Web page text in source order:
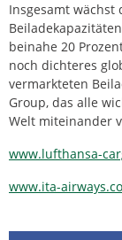
Insgesamt wächst
beinahe 20
noch dichteres
vermarkteten
Group, das alle
Welt miteinander
www.lufthansa-
www.ita-